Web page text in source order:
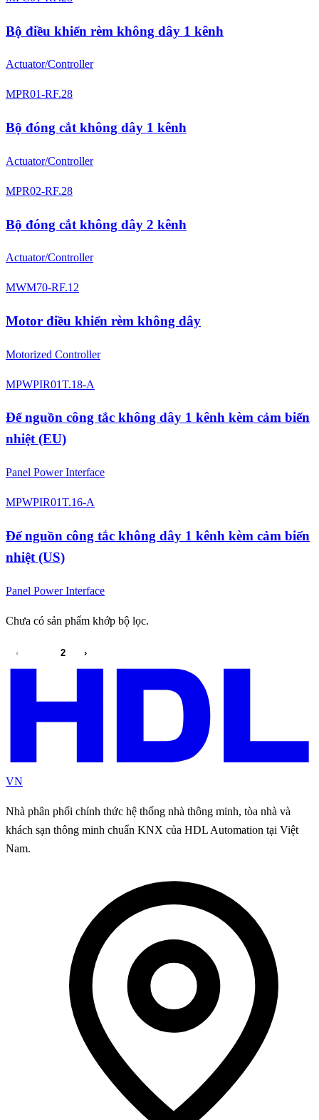
Bộ điều khiển rèm không dây 1 kênh
Actuator/Controller
MPR01-RF.28
Bộ đóng cắt không dây 1 kênh
Actuator/Controller
MPR02-RF.28
Bộ đóng cắt không dây 2 kênh
Actuator/Controller
MWM70-RF.12
Motor điều khiển rèm không dây
Motorized Controller
MPWPIR01T.18-A
Đế nguồn công tắc không dây 1 kênh kèm cảm biến
nhiệt (EU)
Panel Power Interface
MPWPIR01T.16-A
Đế nguồn công tắc không dây 1 kênh kèm cảm biến
nhiệt (US)
Panel Power Interface
Chưa có sản phẩm khớp bộ lọc.
‹ 2 ›
VN
Nhà phân phối chính thức hệ thống nhà thông minh, tòa nhà và
khách sạn thông minh chuẩn KNX của HDL Automation tại Việt
Nam.